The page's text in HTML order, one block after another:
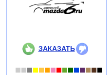
ЗАКАЗАТЬ